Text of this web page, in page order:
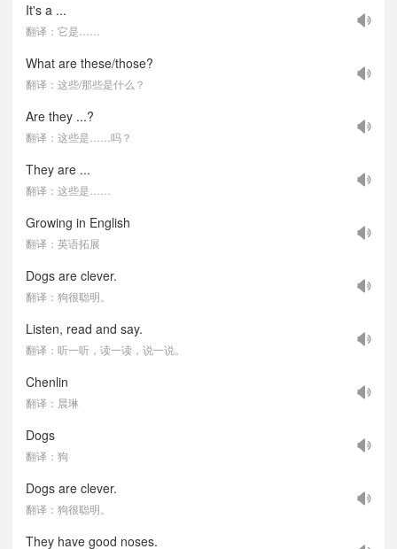
It's a ...
翻译：它是……
What are these/those?
翻译：这些/那些是什么？
Are they ...?
翻译：这些是……吗？
They are ...
翻译：这些是……
Growing in English
翻译：英语拓展
Dogs are clever.
翻译：狗很聪明。
Listen, read and say.
翻译：听一听，读一读，说一说。
Chenlin
翻译：晨琳
Dogs
翻译：狗
Dogs are clever.
翻译：狗很聪明。
They have good noses.